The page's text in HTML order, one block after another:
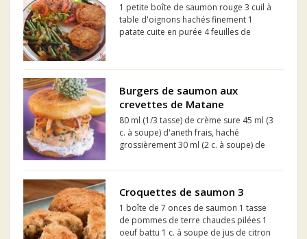
1 petite boîte de saumon rouge 3 cuil à
table d'oignons hachés finement 1
patate cuite en purée 4 feuilles de
Huile d'olive Chapelure italienne
Burgers de saumon aux
crevettes de Matane
80 ml (1/3 tasse) de crème sure 45 ml (3
c. à soupe) d'aneth frais, haché
grossièrement 30 ml (2 c. à soupe) de
375 g (3/4 lb) de saumon frais, en
250 ml (1 tas...
Croquettes de saumon 3
1 boîte de 7 onces de saumon 1 tasse
de pommes de terre chaudes pilées 1
oeuf battu 1 c. à soupe de jus de citron